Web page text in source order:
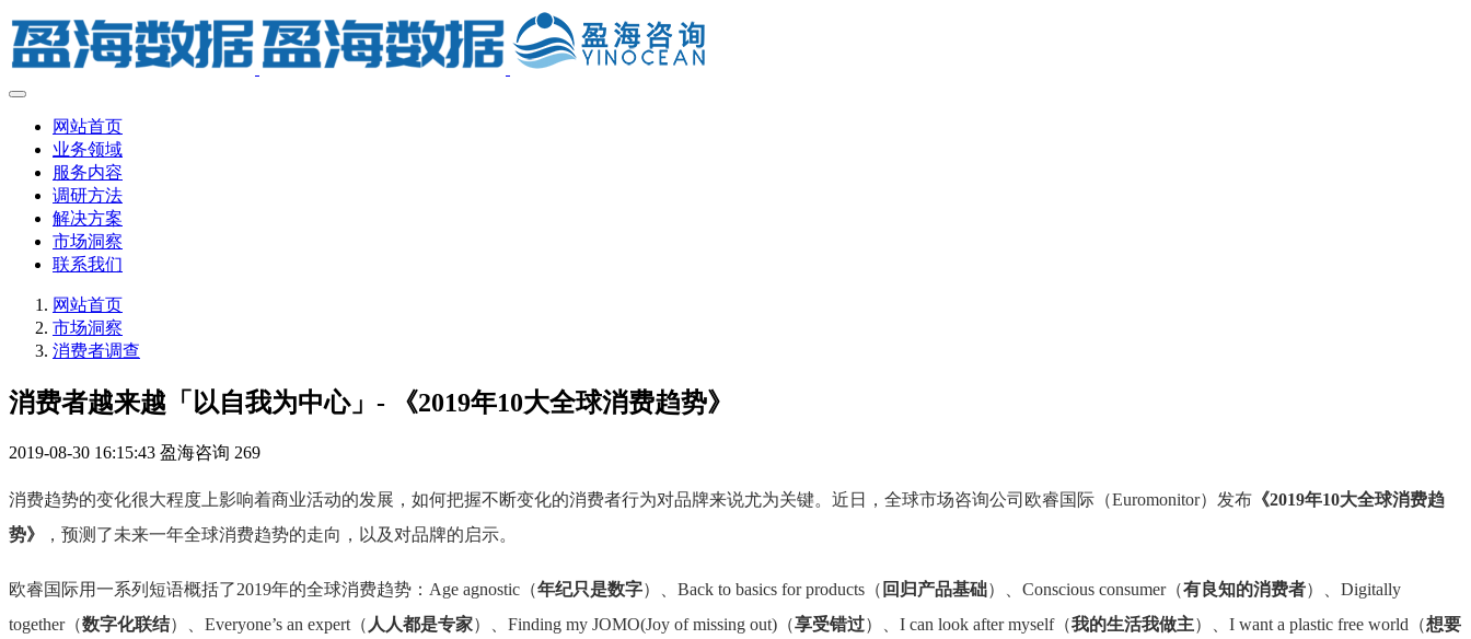
网站首页
业务领域
服务内容
调研方法
解决方案
市场洞察
联系我们
网站首页
市场洞察
消费者调查
消费者越来越「以自我为中心」- 《2019年10大全球消费趋势》
2019-08-30 16:15:43 盈海咨询 269
消费趋势的变化很大程度上影响着商业活动的发展，如何把握不断变化的消费者行为对品牌来说尤为关键。近日，全球市场咨询公司欧睿国际（Euromonitor）发布 《2019年10大全球消费趋
势》
，预测了未来一年全球消费趋势的走向，以及对品牌的启示。
欧睿国际用一系列短语概括了2019年的全球消费趋势：Age agnostic（年纪只是数字）、Back to basics for products（ 回归产品基础）、Conscious consumer（有良知的消费者）、Digitally
together（数字化联结）、Everyone’s an expert（ 人人都是专家）、Finding my JOMO(Joy of missing out)（享受错过）、I can look after myself（我的生活我做主）、I want a plastic free world（想要